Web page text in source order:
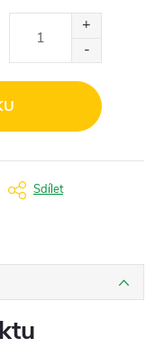
Sdílet